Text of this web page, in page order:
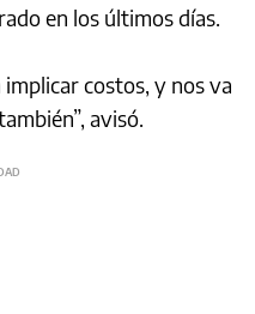
en los últimos días.
costos, y nos va
avisó.